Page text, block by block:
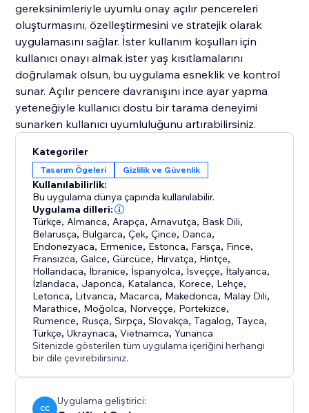
gereksinimleriyle uyumlu onay açılır pencereleri
oluşturmasını, özelleştirmesini ve stratejik olarak
uygulamasını sağlar. İster kullanım koşulları için
kullanıcı onayı almak ister yaş kısıtlamalarını
doğrulamak olsun, bu uygulama esneklik ve kontrol
sunar. Açılır pencere davranışını ince ayar yapma
yeteneğiyle kullanıcı dostu bir tarama deneyimi
sunarken kullanıcı uyumluluğunu artırabilirsiniz.
Kategoriler
Tasarım Ögeleri Gizlilik ve Güvenlik
Kullanılabilirlik:
Bu uygulama dünya çapında kullanılabilir.
Uygulama dilleri:
Türkçe, Almanca, Arapça, Arnavutça, Bask Dili,
Belarusça, Bulgarca,Çek,Çince, Danca,
Endonezyaca, Ermenice, Estonca, Farsça, Fince,
Fransızca,Galce,Gürcüce, Hırvatça, Hintçe,
Hollandaca, İbranice, İspanyolca, İsveççe, İtalyanca,
İzlandaca, Japonca, Katalanca, Korece, Lehçe,
Letonca, Litvanca, Macarca, Makedonca, Malay Dili,
Marathice, Moğolca, Norveççe, Portekizce,
Rumence, Rusça,Sırpça,Slovakça,Tagalog,Tayca,
Türkçe,Ukraynaca,Vietnamca,Yunanca
Sitenizde gösterilen tüm uygulama içeriğini herhangi
bir dile çevirebilirsiniz.
CC
Uygulama geliştirici: